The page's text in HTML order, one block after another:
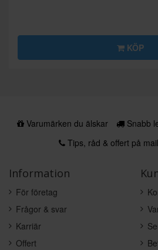
KÖP
Varumärken du älskar
Snabb
Tips, råd & offert på
Information
För företag
Frågor & svar
Karriär
Offert